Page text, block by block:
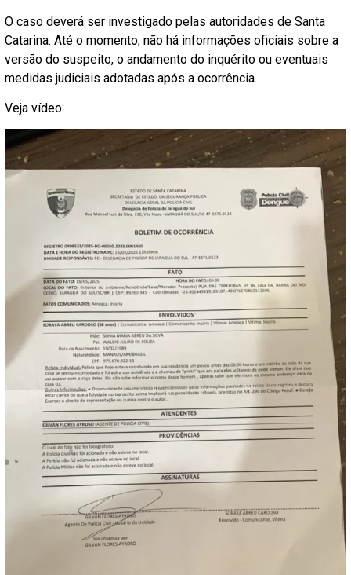
O caso deverá ser investigado pelas autoridades de Santa
Catarina. Até o momento, não há informações oficiais sobre a
versão do suspeito, o andamento do inquérito ou eventuais
medidas judiciais adotadas após a ocorrência.
Veja vídeo: